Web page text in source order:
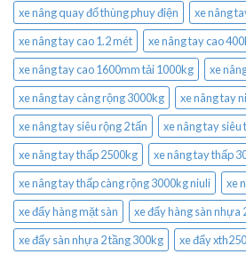
xe nâng quay đổ thùng phuy điện
xe nâng
xe nâng tay cao 1.2 mét
xe nâng tay cao
xe nâng tay cao 1600mm tải 1000kg
xe
xe nâng tay càng rộng 3000kg
xe nâng tay
xe nâng tay siêu rộng 2 tấn
xe nâng tay
xe nâng tay thấp 2500kg
xe nâng tay thấp
xe nâng tay thấp càng rộng 3000kg niuli
xe
xe đẩy hàng mặt sàn
xe đẩy hàng sàn nhựa
xe đẩy sàn nhựa 2 tầng 300kg
xe đẩy